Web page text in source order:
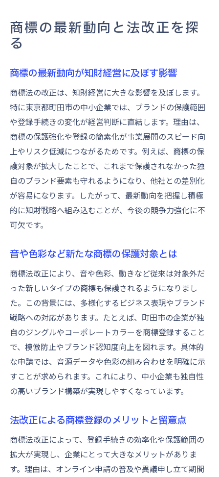
商標の最新動向と法改正を探
る
商標の最新動向が知財経営に及ぼす影響
商標法の改正は、知財経営に大きな影響を及ぼします。
特に東京都町田市の中小企業では、ブランドの保護範囲
や登録手続きの変化が経営判断に直結します。理由は、
商標の保護強化や登録の簡素化が事業展開のスピード向
上やリスク低減につながるためです。例えば、商標の保
護対象が拡大したことで、これまで保護されなかった独
自のブランド要素も守れるようになり、他社との差別化
が容易になります。したがって、最新動向を把握し積極
的に知財戦略へ組み込むことが、今後の競争力強化に不
可欠です。
音や色彩など新たな商標の保護対象とは
商標法改正により、音や色彩、動きなど従来は対象外だ
った新しいタイプの商標も保護されるようになりまし
た。この背景には、多様化するビジネス表現やブランド
戦略への対応があります。たとえば、町田市の企業が独
自のジングルやコーポレートカラーを商標登録すること
で、模倣防止やブランド認知度向上を図れます。具体的
な申請では、音源データや色彩の組み合わせを明確に示
すことが求められます。これにより、中小企業も独自性
の高いブランド構築が実現しやすくなっています。
法改正による商標登録のメリットと留意点
商標法改正によって、登録手続きの効率化や保護範囲の
拡大が実現し、企業にとって大きなメリットがありま
す。理由は、オンライン申請の普及や異議申し立て期間